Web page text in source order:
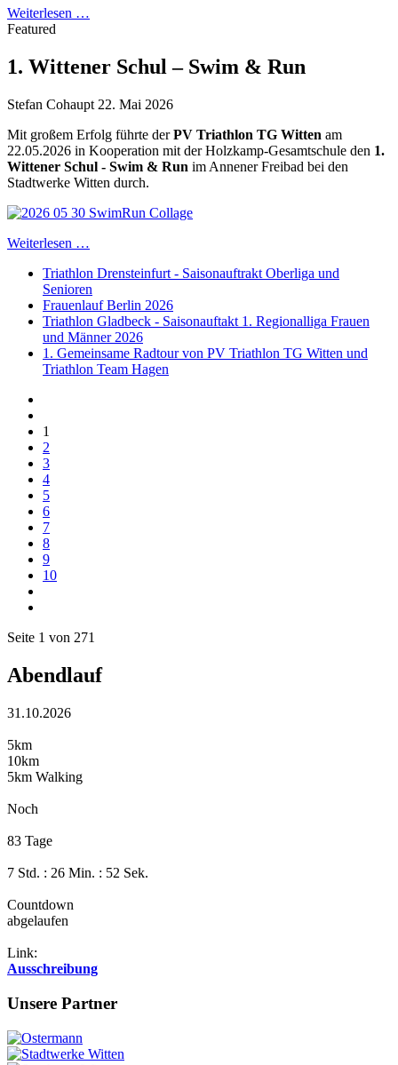
Weiterlesen …
Featured
1. Wittener Schul – Swim & Run
Stefan Cohaupt 22. Mai 2026
Mit großem Erfolg führte derPV Triathlon TG Witten am
22.05.2026 in Kooperation mit der Holzkamp-Gesamtschule den 1.
Wittener Schul - Swim & Run im Annener Freibad bei den
Stadtwerke Witten durch.
Weiterlesen …
Triathlon Drensteinfurt - Saisonauftrakt Oberliga und
Senioren
Frauenlauf Berlin 2026
Triathlon Gladbeck - Saisonauftakt 1. Regionalliga Frauen
und Männer 2026
1. Gemeinsame Radtour von PV Triathlon TG Witten und
Triathlon Team Hagen
1
2
3
4
5
6
7
8
9
10
Seite 1 von 271
Abendlauf
31.10.2026
5km
10km
5km Walking
Noch
83 Tage
7 Std. : 26 Min. : 52 Sek.
Countdown
abgelaufen
Link:
Ausschreibung
Unsere Partner